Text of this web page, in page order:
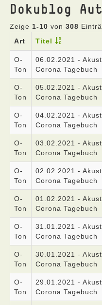
Dokublog
Zeige 1-10 von 308
Art
Titel
O-
Ton
06.02.2021 -
Corona Tagebuch
O-
Ton
05.02.2021 -
Corona Tagebuch
O-
Ton
04.02.2021 -
Corona Tagebuch
O-
Ton
03.02.2021 -
Corona Tagebuch
O-
Ton
02.02.2021 -
Corona Tagebuch
O-
Ton
01.02.2021 -
Corona Tagebuch
O-
Ton
31.01.2021 -
Corona Tagebuch
O-
Ton
30.01.2021 -
Corona Tagebuch
O-
Ton
29.01.2021 -
Corona Tagebuch